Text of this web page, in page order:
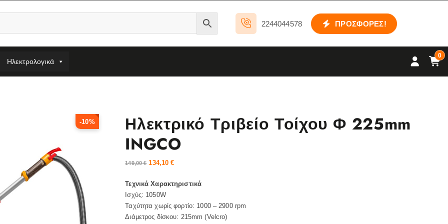
2244044578 ΠΡΟΣΦΟΡΕΣ!
Ηλεκτρολογικά
0
-10%
Ηλεκτρικό Τριβείο Τοίχου Φ 225mm
INGCO
149,00€ 134,10€
Τεχνικά Χαρακτηριστικά
Ισχύς: 1050W
Ταχύτητα χωρίς φορτίο: 1000 – 2900 rpm
Διάμετρος δίσκου: 215mm (Velcro)